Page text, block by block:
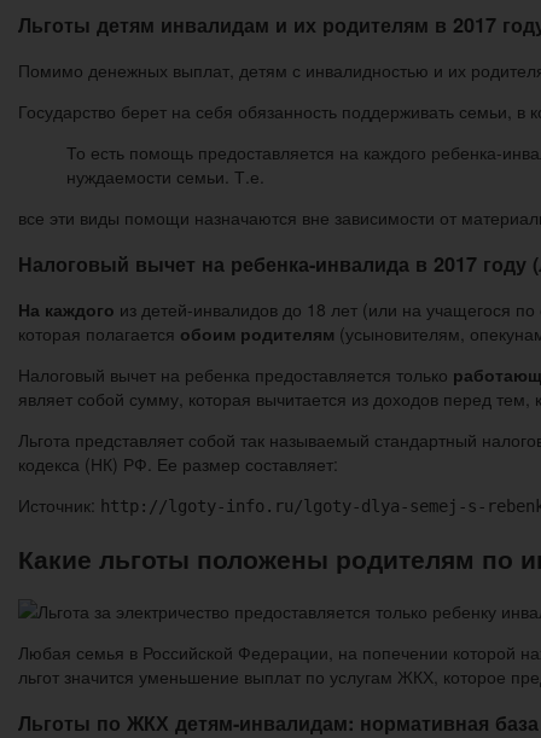
Льготы детям инвалидам и их родителям в 2017
Помимо денежных выплат, детям с инвалидностью и их
Государство берет на себя обязанность поддерживать семьи,
То есть помощь предоставляется на каждого ребенка-
нуждаемости семьи. Т.е.
все эти виды помощи назначаются вне зависимости от
Налоговый вычет на ребенка-инвалида в 2017 году
На каждого из детей-инвалидов до 18 лет (или на учащегося
которая полагается обоим родителям (усыновителям,
Налоговый вычет на ребенка предоставляется только
являет собой сумму, которая вычитается из доходов перед
Льгота представляет собой так называемый стандартный
кодекса (НК) РФ. Ее размер составляет:
Источник: http://lgoty-info.ru/lgoty-dlya-semej-s-
Какие льготы положены родителям по
Любая семья в Российской Федерации, на попечении которой
льгот значится уменьшение выплат по услугам ЖКХ, которое
Льготы по ЖКХ детям-инвалидам: нормативная база